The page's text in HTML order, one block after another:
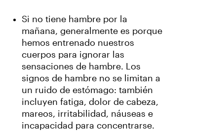
Si no tiene hambre por la
mañana, generalmente es porque
hemos entrenado nuestros
cuerpos para ignorar las
sensaciones de hambre. Los
signos de hambre no se limitan a
un ruido de estómago: también
incluyen fatiga, dolor de cabeza,
mareos, irritabilidad, náuseas e
incapacidad para concentrarse.